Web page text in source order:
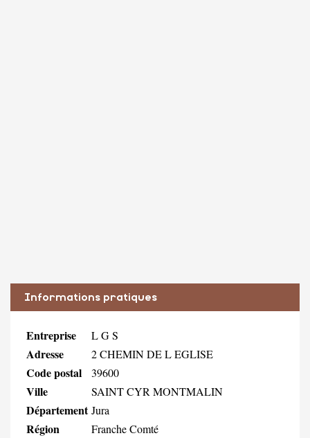
Informations pratiques
Entreprise L G S
Adresse 2 CHEMIN DE L EGLISE
Code postal 39600
Ville SAINT CYR MONTMALIN
Département Jura
Région Franche Comté